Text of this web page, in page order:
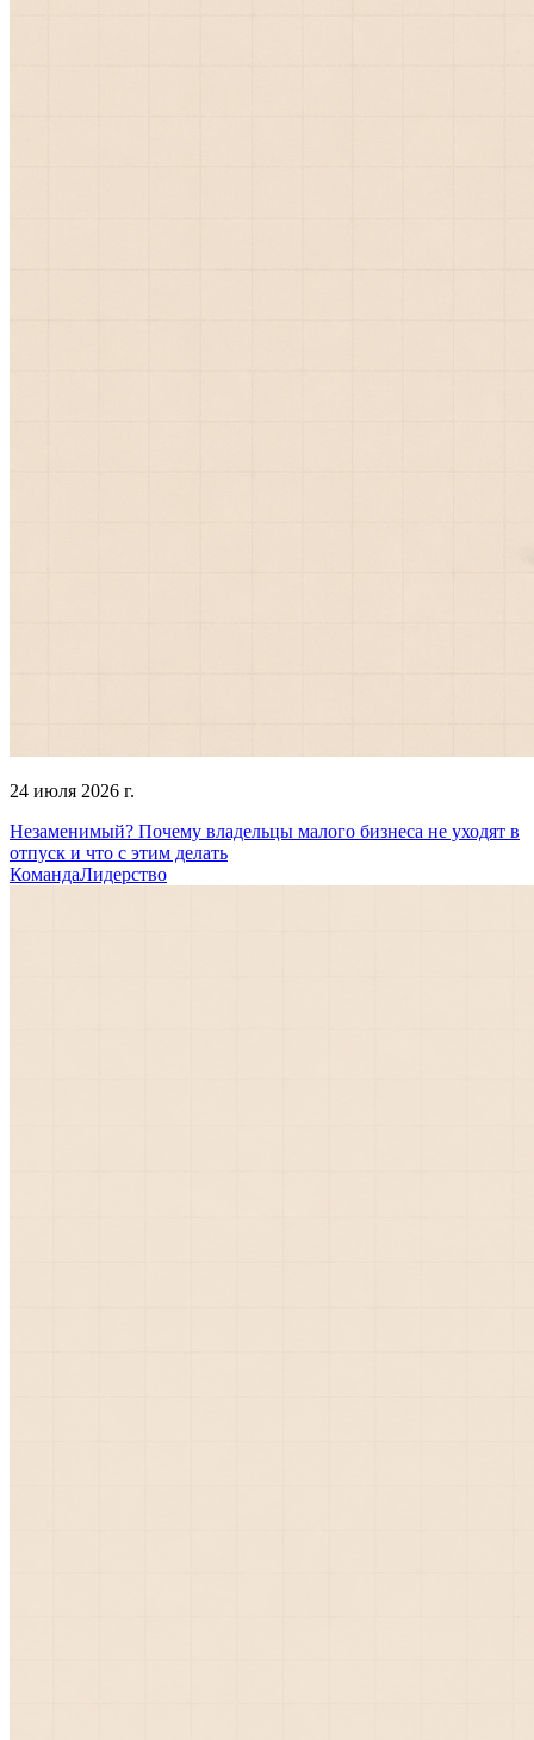
24 июля 2026 г.
Незаменимый? Почему владельцы малого бизнеса не уходят в
отпуск и что с этим делать
КомандаЛидерство